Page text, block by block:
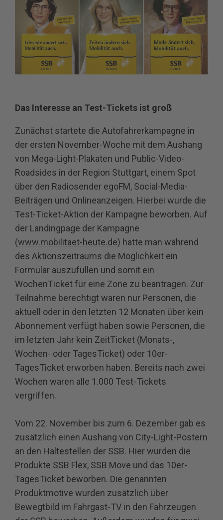
Das Interesse an Test-Tickets ist groß
Zunächst startete die Autofahrerkampagne in
der ersten November-Woche mit dem Aushang
von Mega-Light-Plakaten und Public-Video-
Roadsides in der Region Stuttgart, einem Spot
über den Radiosender egoFM, Social-Media-
Beiträgen und Onlineanzeigen. Hierbei wurde die
Test-Ticket-Aktion der Kampagne beworben. Auf
der Landingpage der Kampagne
(www.mobilitaet-heute.de) hatte man während
des Aktionszeitraums die Möglichkeit ein
Formular auszufüllen und somit ein
WochenTicket für eine Zone zu beantragen. Zur
Teilnahme berechtigt waren nur Personen, die
aktuell oder in den letzten 12 Monaten über kein
Abonnement verfügt haben sowie Personen, die
im letzten Jahr kein ZeitTicket (Monats-,
Wochen- oder TagesTicket) oder 10er-
TagesTicket erworben haben. Bereits nach zwei
Wochen waren alle 1.000 Test-Tickets
vergriffen.
Vom 22. November bis zum 6. Dezember gab es
zusätzlich einen Aushang von City-Light-Postern
an den Haltestellen der SSB. Hier wurden die
Produkte SSB Flex, SSB Move und das 10er-
TagesTicket beworben. Die genannten
Produktmotive wurden zusätzlich über
Bewegtbild im Fahrgast-TV in den Fahrzeugen